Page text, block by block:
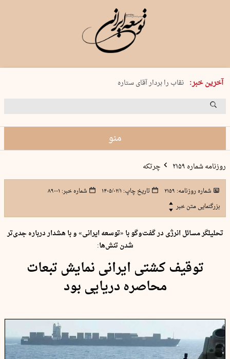
آخرین خبر:
پنجشنبه 15 مرداد 1405 شماره 2243
نقاب را بردار آقای ستاره
کدام فوتبال؟
منو
روزنامه شماره ۲۱۵۹ چرتکه
شماره روزنامه: ۲۱۵۹ تاریخ چاپ: ۱۴۰۵/۰۲/۱ شماره خبر: ۸۹۰۰۱
بزرگنمایی متن خبر
تحلیلگر مسائل انرژی در گفت‌وگو با «توسعه ایرانی» و با هشدار درباره جدی‌تر
شدن تنش‌ها:
توقیف کشتی ایرانی نمایش تبعات
محاصره دریایی بود